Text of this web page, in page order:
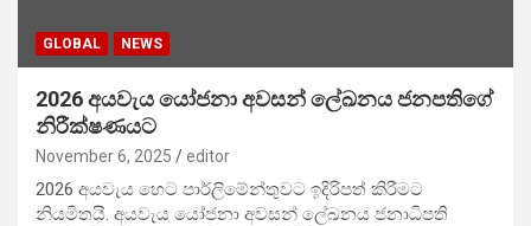
GLOBAL NEWS
2026 අයවැය යෝජනා අවසන් ලේඛනය ජනපතිගේ
නිරීක්ෂණයට
November 6, 2025 editor
2026 අයවැය හෙට පාර්ලිමේන්තුවට ඉදිරිපත් කිරීමට
නියමිතයි. අයවැය යෝජනා අවසන් ලේඛනය ජනාධිපති